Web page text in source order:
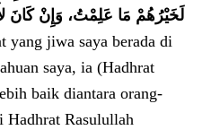
لَخَيْرُهُمْ مَا عَلِمْتُ، وَإِنْ كَانَ
yang jiwa saya berada di
saya, ia (Hadhrat
baik diantara orang-
Hadhrat Rasulullah